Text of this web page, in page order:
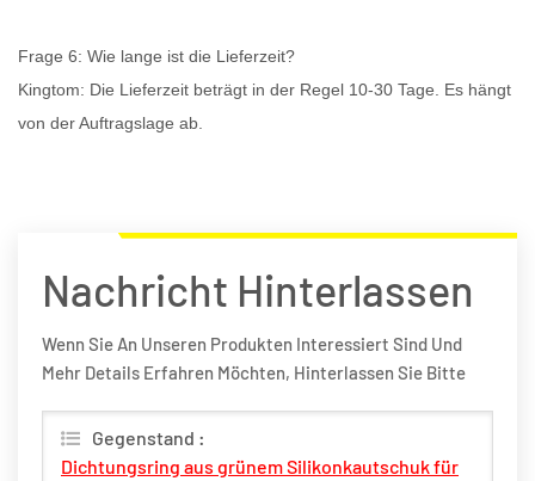
Frage 6: Wie lange ist die Lieferzeit?
Kingtom: Die Lieferzeit beträgt in der Regel 10-30 Tage. Es hängt
von der Auftragslage ab.
Nachricht Hinterlassen
Wenn Sie An Unseren Produkten Interessiert Sind Und
Mehr Details Erfahren Möchten, Hinterlassen Sie Bitte
Möglich Antworten.
Gegenstand :
Dichtungsring aus grünem Silikonkautschuk für